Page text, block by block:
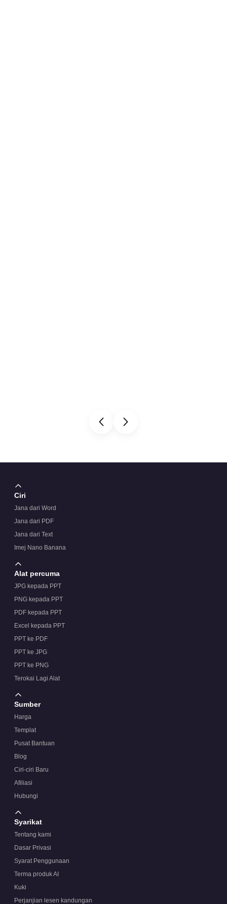
Ciri
Jana dari Word
Jana dari PDF
Jana dari Text
Imej Nano Banana
Alat percuma
JPG kepada PPT
PNG kepada PPT
PDF kepada PPT
Excel kepada PPT
PPT ke PDF
PPT ke JPG
PPT ke PNG
Terokai Lagi Alat
Sumber
Harga
Templat
Pusat Bantuan
Blog
Ciri-ciri Baru
Afiliasi
Hubungi
Syarikat
Tentang kami
Dasar Privasi
Syarat Penggunaan
Terma produk AI
Kuki
Perjanjian lesen kandungan